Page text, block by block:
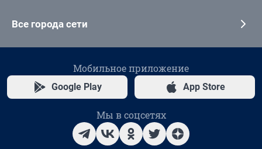
Все города сети
Мобильное приложение
Google Play App Store
Мы в соцсетях